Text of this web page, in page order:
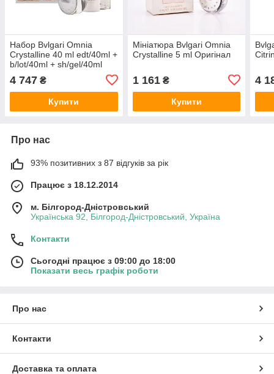
Набор Bvlgari Omnia
Crystalline 40 ml edt/40ml +
b/lot/40ml + sh/gel/40ml
4 747 ₴
Купити
Мініатюра Bvlgari Omnia
Crystalline 5 ml Оригінал
1 161₴
Купити
4
Про нас
93% позитивних з 87 відгуків за рік
Працює з 18.12.2014
м. Білгород-Дністровський
Українська 92, Білгород-Дністровський, Україна
Контакти
Сьогодні працює з 09:00 до 18:00
Показати весь графік роботи
Про нас
Контакти
Доставка та оплата